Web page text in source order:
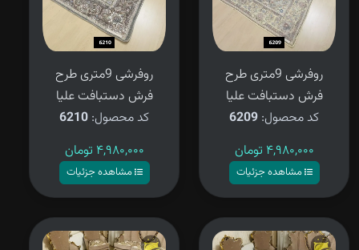
روفرشی 9متری طرح
فرش دستبافت علیا
کد محصول: 6209
۴,۹۸۰,۰۰۰ تومان
مشاهده جزئیات
روفرشی 9متری طرح
فرش دستبافت علیا
کد محصول: 6210
۴,۹۸۰,۰۰۰ تومان
مشاهده جزئیات